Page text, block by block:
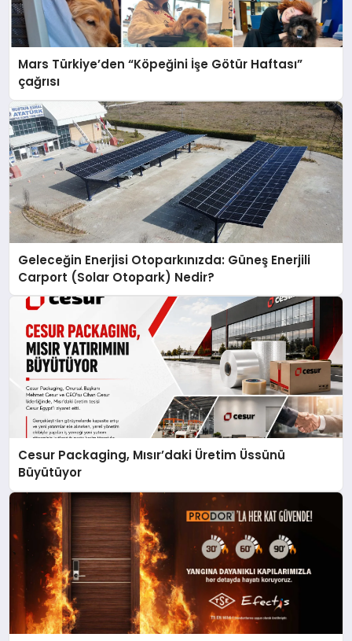
Mars Türkiye’den “Köpeğini İşe Götür Haftası”
çağrısı
Geleceğin Enerjisi Otoparkınızda: Güneş Enerjili
Carport (Solar Otopark) Nedir?
Cesur Packaging, Mısır’daki Üretim Üssünü
Büyütüyor